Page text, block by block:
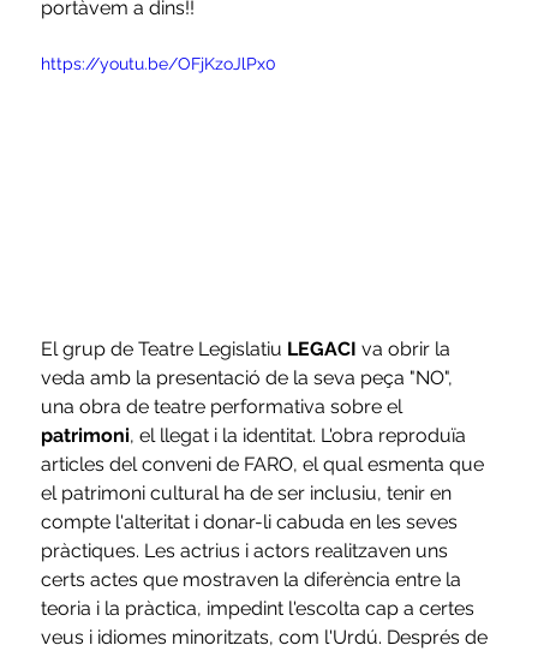
portàvem a dins!!
https://youtu.be/OFjKzoJlPx0
El grup de Teatre Legislatiu LEGACI va obrir la
veda amb la presentació de la seva peça "NO",
una obra de teatre performativa sobre el
patrimoni, el llegat i la identitat. L'obra reproduïa
articles del conveni de FARO, el qual esmenta que
el patrimoni cultural ha de ser inclusiu, tenir en
compte l'alteritat i donar-li cabuda en les seves
pràctiques. Les actrius i actors realitzaven uns
certs actes que mostraven la diferència entre la
teoria i la pràctica, impedint l'escolta cap a certes
veus i idiomes minoritzats, com l'Urdú. Després de